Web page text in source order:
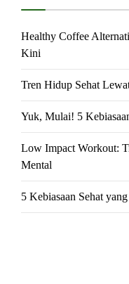
Healthy Coffee
Kini
Tren Hidup Sehat
Yuk, Mulai! 5
Low Impact Workout:
Mental
5 Kebiasaan Sehat